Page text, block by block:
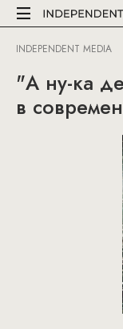
INDEPENDENT MEDIA
"А ну-ка
в